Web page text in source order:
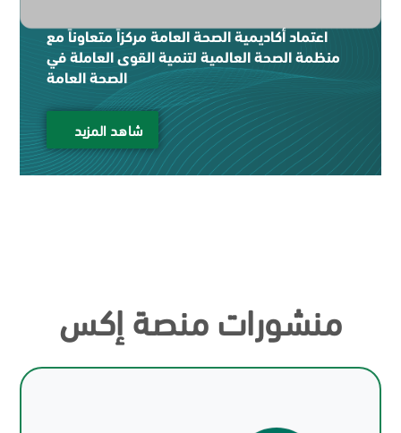
اعتماد أكاديمية الصحة العامة مركزاً متعاوناً مع
منظمة الصحة العالمية لتنمية القوى العاملة في
الصحة العامة
شاهد المزيد
منشورات منصة إكس